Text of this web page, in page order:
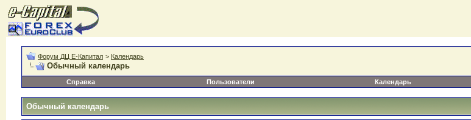
Форум ДЦ Е-Капитал > Календарь
Обычный календарь
Справка
Пользователи Календарь
Обычный календарь